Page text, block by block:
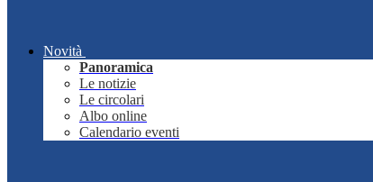
Novità
Panoramica
Le notizie
Le circolari
Albo online
Calendario eventi